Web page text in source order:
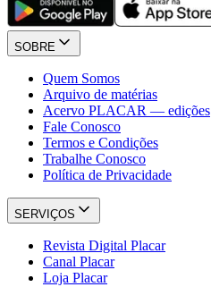
SOBRE
Quem Somos
Arquivo de matérias
Acervo PLACAR — edições
Fale Conosco
Termos e Condições
Trabalhe Conosco
Política de Privacidade
SERVIÇOS
Revista Digital Placar
Canal Placar
Loja Placar